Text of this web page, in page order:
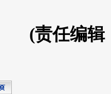
(责任编辑